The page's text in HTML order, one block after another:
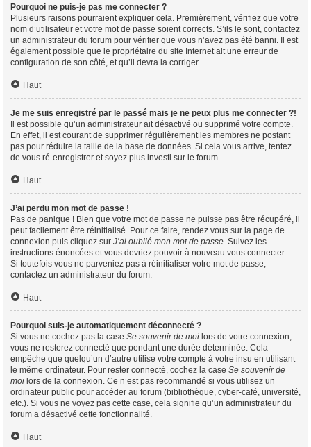
Pourquoi ne puis-je pas me connecter ?
Plusieurs raisons pourraient expliquer cela. Premièrement, vérifiez que votre
nom d’utilisateur et votre mot de passe soient corrects. S’ils le sont, contactez
un administrateur du forum pour vérifier que vous n’avez pas été banni. Il est
également possible que le propriétaire du site Internet ait une erreur de
configuration de son côté, et qu’il devra la corriger.
Haut
Je me suis enregistré par le passé mais je ne peux plus me connecter ?!
Il est possible qu’un administrateur ait désactivé ou supprimé votre compte.
En effet, il est courant de supprimer régulièrement les membres ne postant
pas pour réduire la taille de la base de données. Si cela vous arrive, tentez
de vous ré-enregistrer et soyez plus investi sur le forum.
Haut
J’ai perdu mon mot de passe !
Pas de panique ! Bien que votre mot de passe ne puisse pas être récupéré, il
peut facilement être réinitialisé. Pour ce faire, rendez vous sur la page de
connexion puis cliquez sur J’ai oublié mon mot de passe. Suivez les
instructions énoncées et vous devriez pouvoir à nouveau vous connecter.
Si toutefois vous ne parveniez pas à réinitialiser votre mot de passe,
contactez un administrateur du forum.
Haut
Pourquoi suis-je automatiquement déconnecté ?
Si vous ne cochez pas la case Se souvenir de moi lors de votre connexion,
vous ne resterez connecté que pendant une durée déterminée. Cela
empêche que quelqu’un d’autre utilise votre compte à votre insu en utilisant
le même ordinateur. Pour rester connecté, cochez la case Se souvenir de
moi lors de la connexion. Ce n’est pas recommandé si vous utilisez un
ordinateur public pour accéder au forum (bibliothèque, cyber-café, université,
etc.). Si vous ne voyez pas cette case, cela signifie qu’un administrateur du
forum a désactivé cette fonctionnalité.
Haut